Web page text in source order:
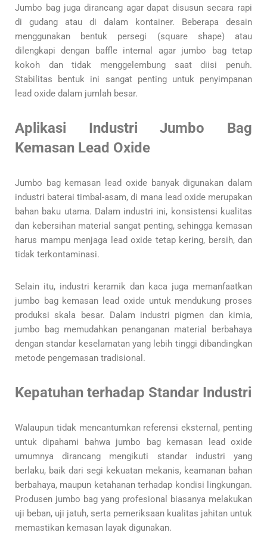
Jumbo bag juga dirancang agar dapat disusun secara rapi
di gudang atau di dalam kontainer. Beberapa desain
menggunakan bentuk persegi (square shape) atau
dilengkapi dengan baffle internal agar jumbo bag tetap
kokoh dan tidak menggelembung saat diisi penuh.
Stabilitas bentuk ini sangat penting untuk penyimpanan
lead oxide dalam jumlah besar.
Aplikasi Industri Jumbo Bag
Kemasan Lead Oxide
Jumbo bag kemasan lead oxide banyak digunakan dalam
industri baterai timbal-asam, di mana lead oxide merupakan
bahan baku utama. Dalam industri ini, konsistensi kualitas
dan kebersihan material sangat penting, sehingga kemasan
harus mampu menjaga lead oxide tetap kering, bersih, dan
tidak terkontaminasi.
Selain itu, industri keramik dan kaca juga memanfaatkan
jumbo bag kemasan lead oxide untuk mendukung proses
produksi skala besar. Dalam industri pigmen dan kimia,
jumbo bag memudahkan penanganan material berbahaya
dengan standar keselamatan yang lebih tinggi dibandingkan
metode pengemasan tradisional.
Kepatuhan terhadap Standar Industri
Walaupun tidak mencantumkan referensi eksternal, penting
untuk dipahami bahwa jumbo bag kemasan lead oxide
umumnya dirancang mengikuti standar industri yang
berlaku, baik dari segi kekuatan mekanis, keamanan bahan
berbahaya, maupun ketahanan terhadap kondisi lingkungan.
Produsen jumbo bag yang profesional biasanya melakukan
uji beban, uji jatuh, serta pemeriksaan kualitas jahitan untuk
memastikan kemasan layak digunakan.